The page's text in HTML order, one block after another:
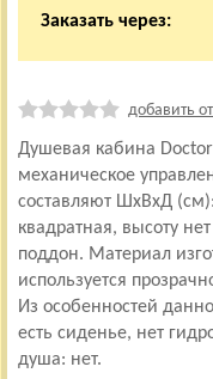
Заказать через:
добавить
Душевая кабина
механическое
составляют ШхВхД
квадратная, высоту
поддон. Материал
используется
Из особенностей
есть сиденье, нет
душа: нет.